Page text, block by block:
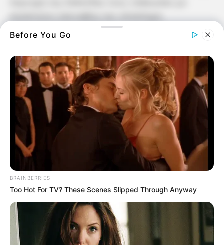
ποσότητες κάνναβης και ολόκληρη
υδροπονική εγκατάσταση στο σπίτι τους!
– Ειδική εγκατάσταση υδροπονικής
καλλιέργειας με λαμπτήρα πυρακτώσεως και
συσκευή φωτισμού
– 97,5 γραμμάρια ακατέργαστης κάνναβης
– Τέσσερα δενδρύλλια κάνναβης – τρία σε
γλάστρες, ένα σε πλαστικό δοχείο
– Ηλεκτρονική ζυγαριά ακριβείας – για
– Κινητό τηλέφωνο που εξετάζεται για
διασυνδέσεις
Before You Go
BRAINBERRIES
Too Hot For TV? These Scenes Slipped Through Anyway